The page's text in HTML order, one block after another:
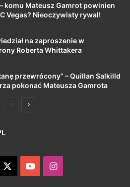
komu Mateusz Gamrot powinien
Vegas? Nieoczywisty rywal!
na zaproszenie w
Roberta Whittakera
przewrócony” – Quillan Salkilld
pokonać Mateusza Gamrota
PoprzedniaNastępna
YouTubeInstagram